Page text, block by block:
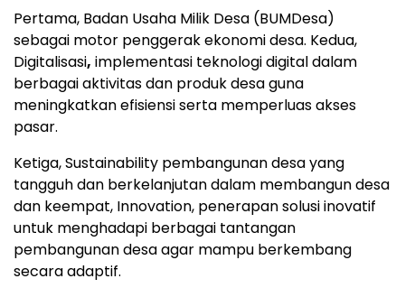
Pertama, Badan Usaha Milik Desa (BUMDesa)
sebagai motor penggerak ekonomi desa. Kedua,
Digitalisasi, implementasi teknologi digital dalam
berbagai aktivitas dan produk desa guna
meningkatkan efisiensi serta memperluas akses
pasar.
Ketiga, Sustainability pembangunan desa yang
tangguh dan berkelanjutan dalam membangun desa
dan keempat, Innovation, penerapan solusi inovatif
untuk menghadapi berbagai tantangan
pembangunan desa agar mampu berkembang
secara adaptif.